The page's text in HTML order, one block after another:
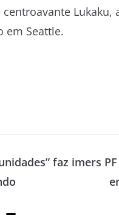
em Seattle.
faz imers